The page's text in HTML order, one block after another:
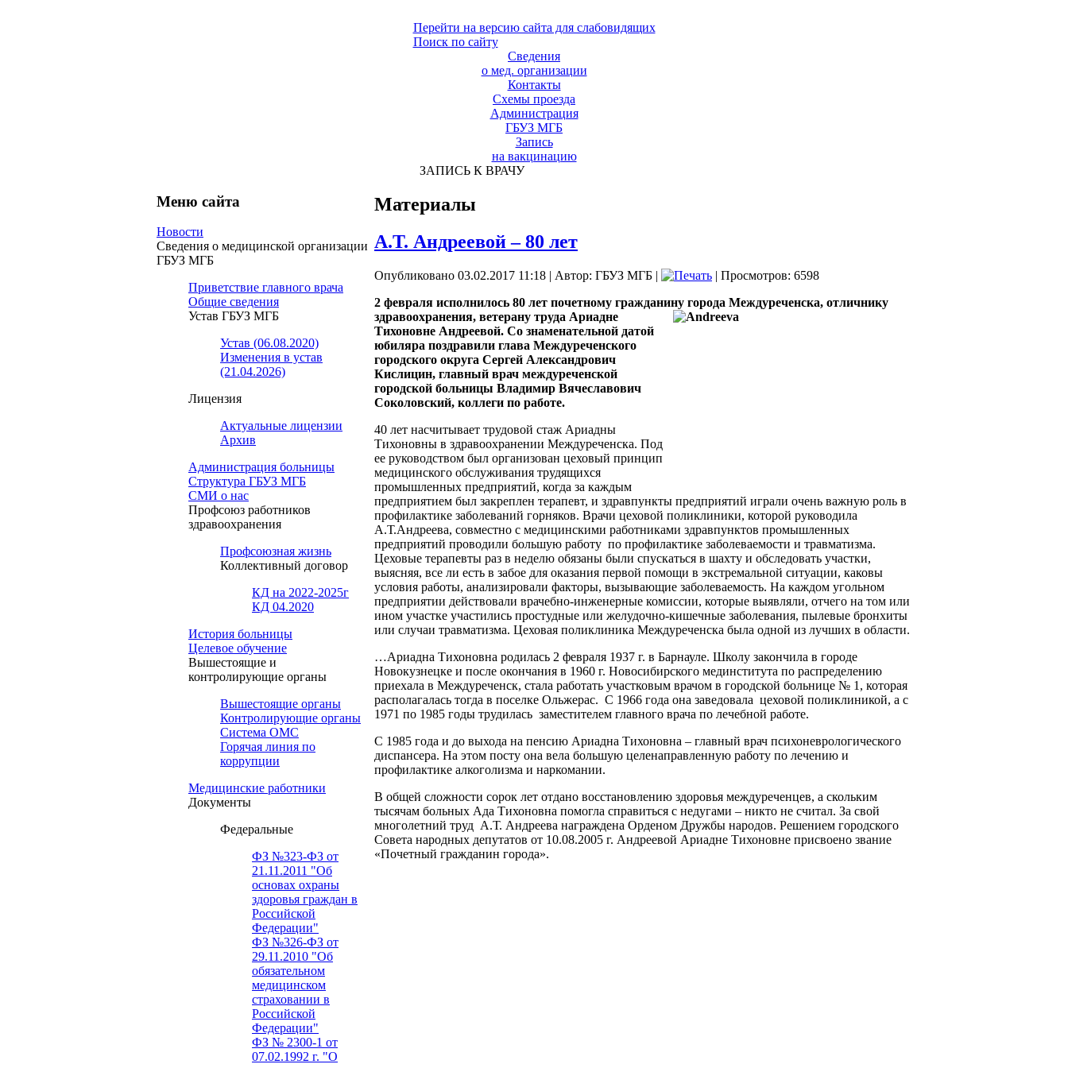
Перейти на версию сайта для слабовидящих
Поиск по сайту
Сведения
о мед. организации
Контакты
Схемы проезда
Администрация
ГБУЗ МГБ
Запись
на вакцинацию
ЗАПИСЬ К ВРАЧУ
Меню сайта
Новости
Сведения о медицинской организации
ГБУЗ МГБ
Приветствие главного врача
Общие сведения
Устав ГБУЗ МГБ
Устав (06.08.2020)
Изменения в устав
(21.04.2026)
Лицензия
Актуальные лицензии
Архив
Администрация больницы
Структура ГБУЗ МГБ
СМИ о нас
Профсоюз работников
здравоохранения
Профсоюзная жизнь
Коллективный договор
КД на 2022-2025г
КД 04.2020
История больницы
Целевое обучение
Вышестоящие и
контролирующие органы
Вышестоящие органы
Контролирующие органы
Система ОМС
Горячая линия по
коррупции
Медицинские работники
Документы
Федеральные
ФЗ №323-ФЗ от
21.11.2011 "Об
основах охраны
здоровья граждан в
Российской
Федерации"
ФЗ №326-ФЗ от
29.11.2010 "Об
обязательном
медицинском
страховании в
Российской
Федерации"
ФЗ № 2300-1 от
07.02.1992 г. "О
Материалы
А.Т. Андреевой – 80 лет
Опубликовано 03.02.2017 11:18 | Автор: ГБУЗ МГБ |
| Просмотров: 6598
2 февраля исполнилось 80 лет почетному гражданину города Междуреченска, отличнику
здравоохранения, ветерану труда Ариадне
Тихоновне Андреевой. Со знаменательной датой
юбиляра поздравили глава Междуреченского
городского округа Сергей Александрович
Кислицин, главный врач междуреченской
городской больницы Владимир Вячеславович
Соколовский, коллеги по работе.
40 лет насчитывает трудовой стаж Ариадны
Тихоновны в здравоохранении Междуреченска. Под
ее руководством был организован цеховый принцип
медицинского обслуживания трудящихся
промышленных предприятий, когда за каждым
предприятием был закреплен терапевт, и здравпункты предприятий играли очень важную роль в
профилактике заболеваний горняков. Врачи цеховой поликлиники, которой руководила
А.Т.Андреева, совместно с медицинскими работниками здравпунктов промышленных
предприятий проводили большую работу по профилактике заболеваемости и травматизма.
Цеховые терапевты раз в неделю обязаны были спускаться в шахту и обследовать участки,
выясняя, все ли есть в забое для оказания первой помощи в экстремальной ситуации, каковы
условия работы, анализировали факторы, вызывающие заболеваемость. На каждом угольном
предприятии действовали врачебно-инженерные комиссии, которые выявляли, отчего на том или
ином участке участились простудные или желудочно-кишечные заболевания, пылевые бронхиты
или случаи травматизма. Цеховая поликлиника Междуреченска была одной из лучших в области.
…Ариадна Тихоновна родилась 2 февраля 1937 г. в Барнауле. Школу закончила в городе
Новокузнецке и после окончания в 1960 г. Новосибирского мединститута по распределению
приехала в Междуреченск, стала работать участковым врачом в городской больнице № 1, которая
располагалась тогда в поселке Ольжерас. С 1966 года она заведовала цеховой поликлиникой, а с
1971 по 1985 годы трудилась заместителем главного врача по лечебной работе.
С 1985 года и до выхода на пенсию Ариадна Тихоновна – главный врач психоневрологического
диспансера. На этом посту она вела большую целенаправленную работу по лечению и
профилактике алкоголизма и наркомании.
В общей сложности сорок лет отдано восстановлению здоровья междуреченцев, а скольким
тысячам больных Ада Тихоновна помогла справиться с недугами – никто не считал. За свой
многолетний труд А.Т. Андреева награждена Орденом Дружбы народов. Решением городского
Совета народных депутатов от 10.08.2005 г. Андреевой Ариадне Тихоновне присвоено звание
«Почетный гражданин города».